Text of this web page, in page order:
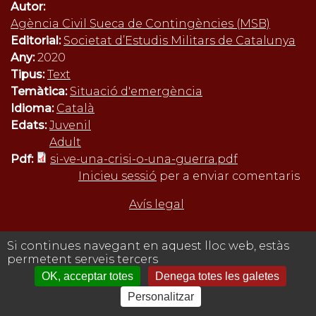
Autor:
Agència Civil Sueca de Contingències (MSB)
Editorial: Societat d’Estudis Militars de Catalunya
Any:2020
Tipus:Text
Temàtica: Situació d'emergència
Idioma: Català
Edats:Juvenil
Adult
Pdf:
si-ve-una-crisi-o-una-guerra.pdf
Inicieu sessió per a enviar comentaris
Avís legal
Si continues navegant en aquest lloc web, estàs
permetent serveis tercers
OK, acceptar totes
Denega totes les galetes
Personalitzar